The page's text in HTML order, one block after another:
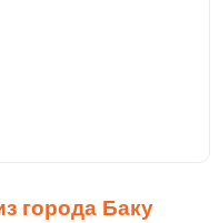
города Баку